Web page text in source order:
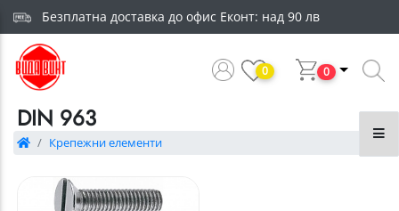
Безплатна доставка до офис Еконт: над 90 лв
0 0
DIN 963
Крепежни елементи